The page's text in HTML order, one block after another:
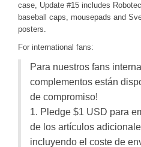
case, Update #15 includes
baseball caps, mousepads and
posters.
For international fans:
Para nuestros fans
complementos están
de compromiso!
1. Pledge $1 USD para
de los artículos
incluyendo el coste de